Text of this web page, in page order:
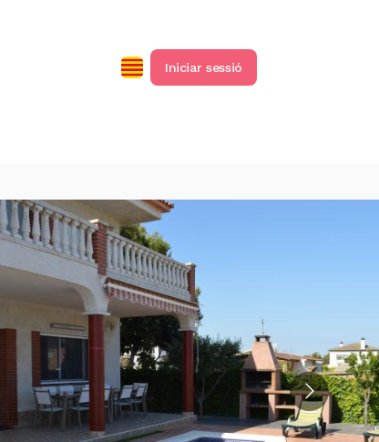
Iniciar sessió